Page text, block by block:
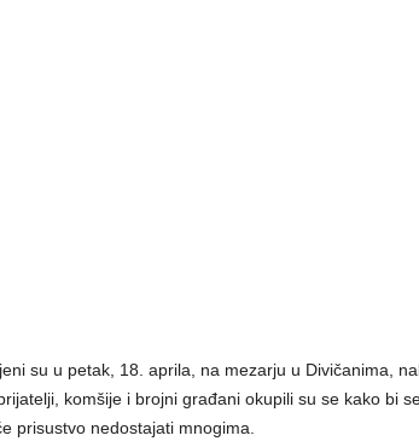
su u petak, 18. aprila, na mezarju u Divičanima,
komšije i brojni građani okupili su se kako bi
prisustvo nedostajati mnogima.